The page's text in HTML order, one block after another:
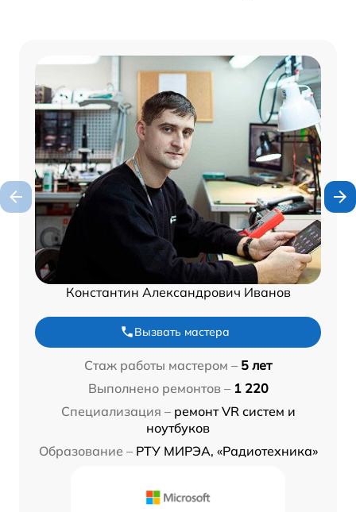
Константин Александрович Иванов
Вызвать мастера
Стаж работы мастером – 5 лет
Выполнено ремонтов – 1 220
Специализация – ремонт VR систем и
ноутбуков
Образование – РТУ МИРЭА, «Радиотехника»